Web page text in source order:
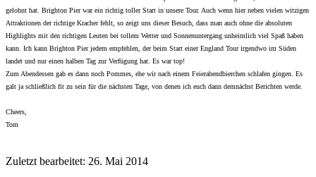
gelohnt hat. Brighton Pier war ein richtig toller Start in unsere Tour. Auch wenn hier neben vielen witzigen
Attraktionen der richtige Kracher fehlt, so zeigt uns dieser Besuch, dass man auch ohne die absoluten
Highlights mit den richtigen Leuten bei tollem Wetter und Sonnenuntergang unheimlich viel Spaß haben
kann. Ich kann Brighton Pier jedem empfehlen, der beim Start einer England Tour irgendwo im Süden
landet und nur einen halben Tag zur Verfügung hat. Es war top!
Zum Abendessen gab es dann noch Pommes, ehe wir nach einem Feierabendbierchen schlafen gingen. Es
galt ja schließlich fit zu sein für die nächsten Tage, von denen ich euch dann demnächst Berichten werde.
Cheers,
Tom
Zuletzt bearbeitet: 26. Mai 2014